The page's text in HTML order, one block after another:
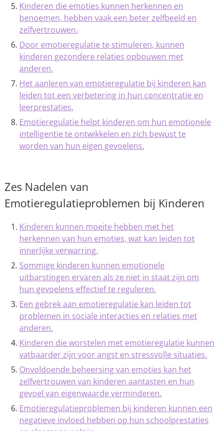
Kinderen die emoties kunnen herkennen en
benoemen, hebben vaak een beter zelfbeeld en
zelfvertrouwen.
Door emotieregulatie te stimuleren, kunnen
kinderen gezondere relaties opbouwen met
anderen.
Het aanleren van emotieregulatie bij kinderen kan
leiden tot een verbetering in hun concentratie en
leerprestaties.
Emotieregulatie helpt kinderen om hun emotionele
intelligentie te ontwikkelen en zich bewust te
worden van hun eigen gevoelens.
Zes Nadelen van
Emotieregulatieproblemen bij Kinderen
Kinderen kunnen moeite hebben met het
herkennen van hun emoties, wat kan leiden tot
innerlijke verwarring.
Sommige kinderen kunnen emotionele
uitbarstingen ervaren als ze niet in staat zijn om
hun gevoelens effectief te reguleren.
Een gebrek aan emotieregulatie kan leiden tot
problemen in sociale interacties en relaties met
anderen.
Kinderen die worstelen met emotieregulatie kunnen
vatbaarder zijn voor angst en stressvolle situaties.
Onvoldoende beheersing van emoties kan het
zelfvertrouwen van kinderen aantasten en hun
gevoel van eigenwaarde verminderen.
Emotieregulatieproblemen bij kinderen kunnen een
negatieve invloed hebben op hun schoolprestaties